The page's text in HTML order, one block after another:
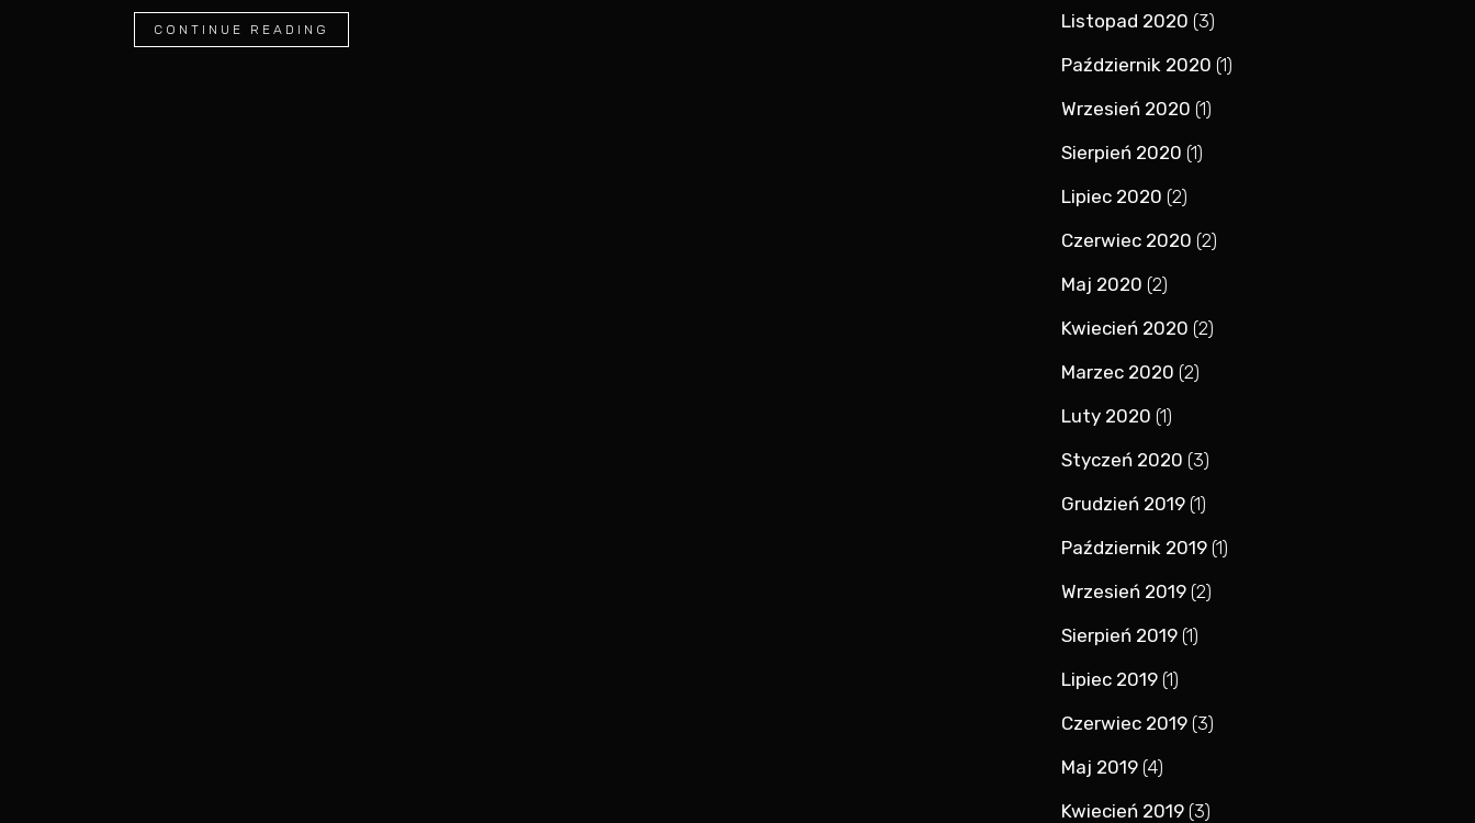
CONTINUE READING
Listopad 2020 (3)
Październik 2020 (1)
Wrzesień 2020 (1)
Sierpień 2020 (1)
Lipiec 2020 (2)
Czerwiec 2020 (2)
Maj 2020 (2)
Kwiecień 2020 (2)
Marzec 2020 (2)
Luty 2020 (1)
Styczeń 2020 (3)
Grudzień 2019 (1)
Październik 2019 (1)
Wrzesień 2019 (2)
Sierpień 2019 (1)
Lipiec 2019 (1)
Czerwiec 2019 (3)
Maj 2019 (4)
Kwiecień 2019 (3)